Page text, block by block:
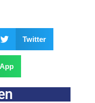
Twitter